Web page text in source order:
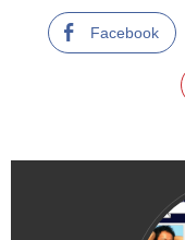
Facebook